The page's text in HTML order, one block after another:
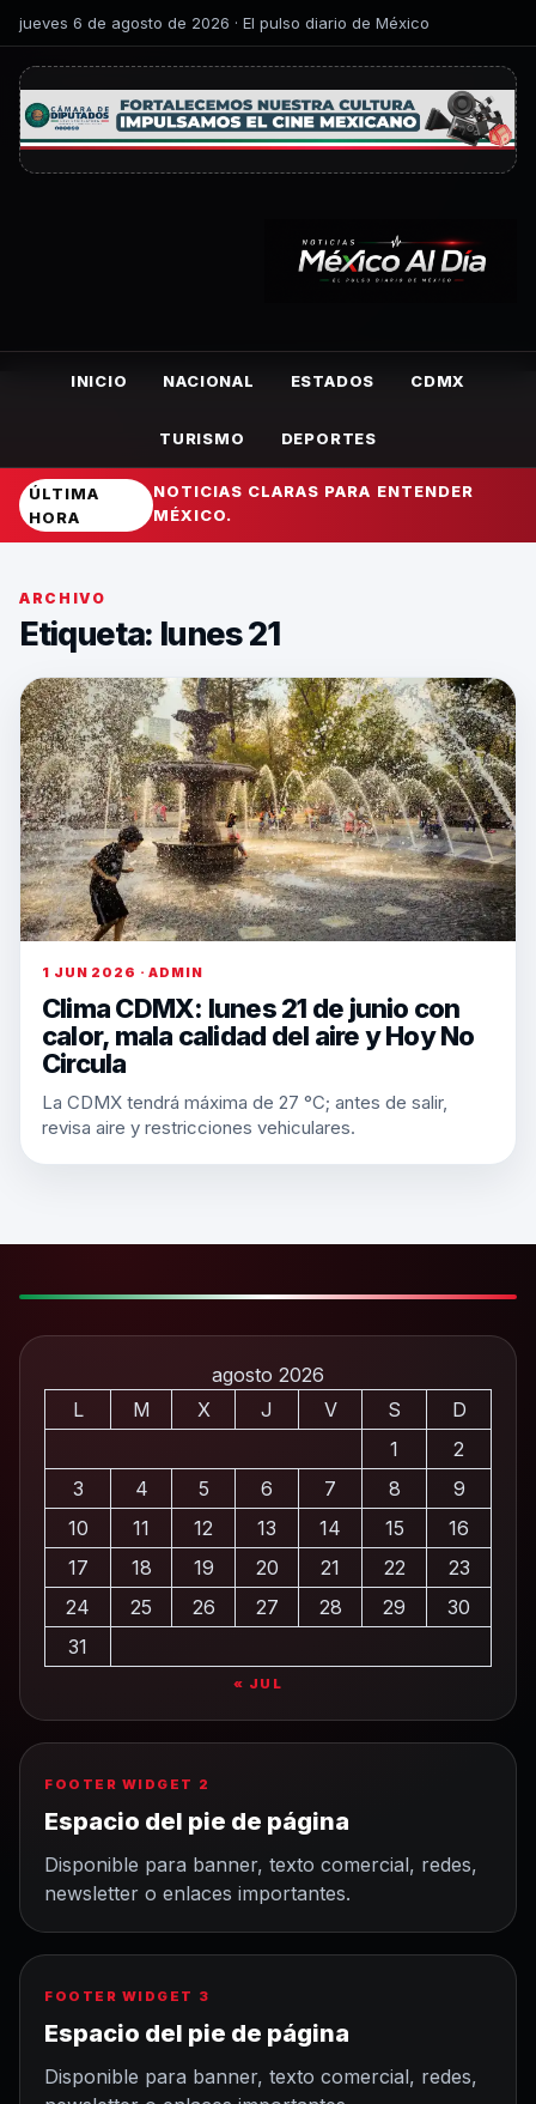
jueves 6 de agosto de 2026 · El pulso diario de México
INICIO NACIONAL ESTADOS CDMX
TURISMO DEPORTES
ÚLTIMA
HORA
NOTICIAS CLARAS PARA ENTENDER
MÉXICO.
ARCHIVO
Etiqueta: lunes 21
1 JUN 2026 · ADMIN
Clima CDMX: lunes 21 de junio con
calor, mala calidad del aire y Hoy No
Circula
La CDMX tendrá máxima de 27 °C; antes de salir,
revisa aire y restricciones vehiculares.
agosto 2026
L
M X J V S
D
1
2
3
4 5 6 7 8
9
10
11 12 13 14 15
16
17
18 19 20 21 22
23
24
25 26 27 28 29
30
31
« JUL
FOOTER WIDGET 2
Espacio del pie de página
Disponible para banner, texto comercial, redes,
newsletter o enlaces importantes.
FOOTER WIDGET 3
Espacio del pie de página
Disponible para banner, texto comercial, redes,